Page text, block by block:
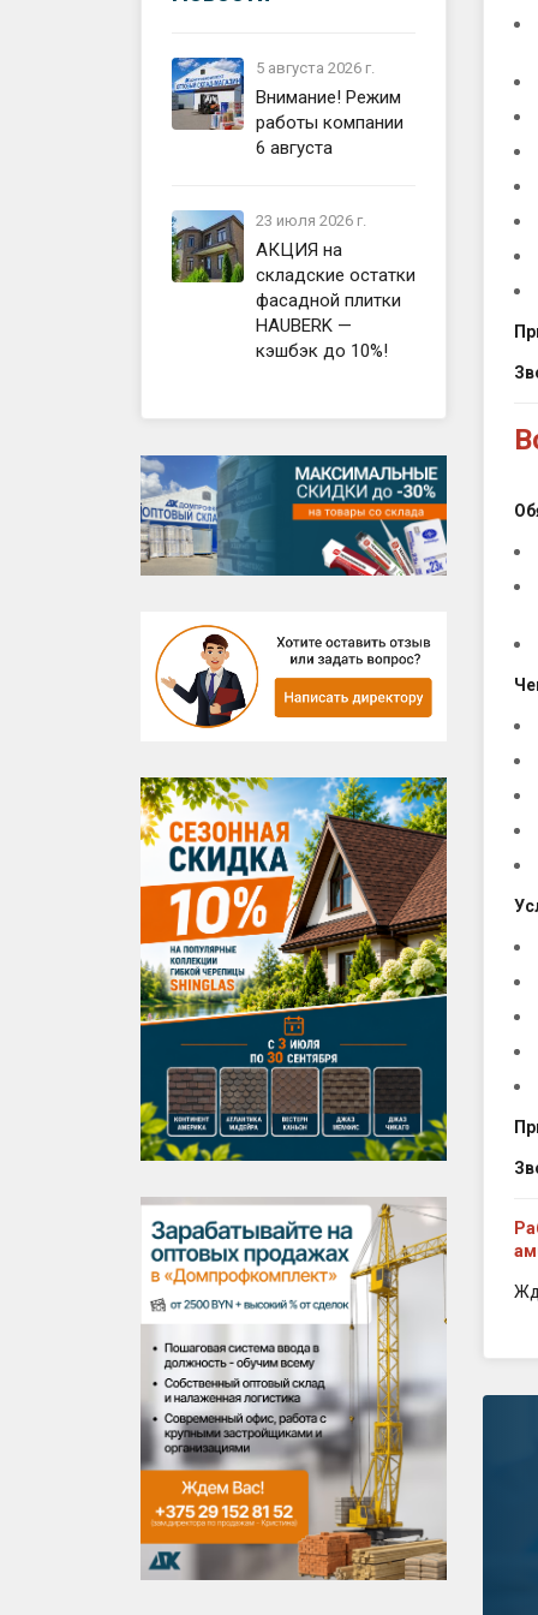
кровли
Сайдинг
5 августа 2026 г.
Внимание! Режим
работы компании
6 августа
23 июля 2026 г.
АКЦИЯ на
складские остатки
фасадной плитки
HAUBERK —
кэшбэк до 10%!